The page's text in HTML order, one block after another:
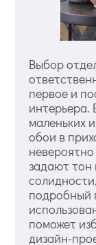
Выбор
первое и
интерьера.
маленьких
обои в
задают тон
подробный
поможет
дизайн-